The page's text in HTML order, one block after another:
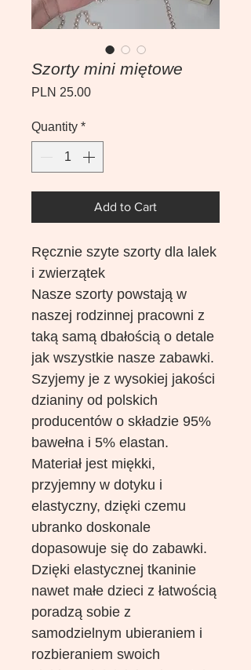
Szorty mini miętowe
PLN 25.00Price
Quantity *
Add to Cart
Ręcznie szyte szorty dla lalek
i zwierzątek
Nasze szorty powstają w
naszej rodzinnej pracowni z
taką samą dbałością o detale
jak wszystkie nasze zabawki.
Szyjemy je z wysokiej jakości
dzianiny od polskich
producentów o składzie 95%
bawełna i 5% elastan.
Materiał jest miękki,
przyjemny w dotyku i
elastyczny, dzięki czemu
ubranko doskonale
dopasowuje się do zabawki.
Dzięki elastycznej tkaninie
nawet małe dzieci z łatwością
poradzą sobie z
samodzielnym ubieraniem i
rozbieraniem swoich